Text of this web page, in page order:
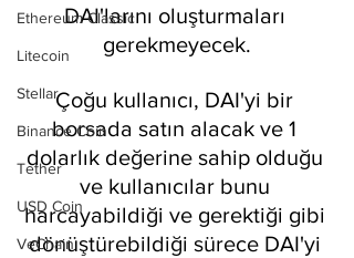
Ethereum Classic
Litecoin
Stellar
Binance Coin
Tether
USD Coin
VeChain
DAI'larını oluşturmaları
gerekmeyecek.
Çoğu kullanıcı, DAI'yi bir
borsada satın alacak ve 1
dolarlık değerine sahip olduğu
ve kullanıcılar bunu
harcayabildiği ve gerektiği gibi
dönüştürebildiği sürece DAI'yi